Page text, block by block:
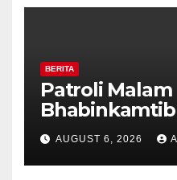
BERITA
Patroli Malam
Pilar
Perkuat
Diajak
AUGUST 6, 2026